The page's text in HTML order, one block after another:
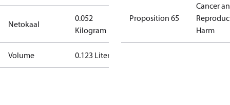
Netokaal
0.052
Kilogram
Volume 0.123 Liter
Proposition 65
Cancer
Harm